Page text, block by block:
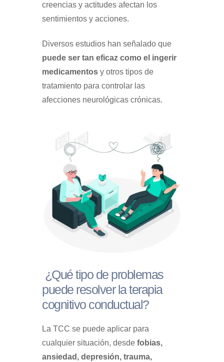
creencias y actitudes afectan los
sentimientos y acciones.
Diversos estudios han señalado que
puede ser tan eficaz como el ingerir
medicamentos y otros tipos de
tratamiento para controlar las
afecciones neurológicas crónicas.
¿Qué tipo de problemas
puede resolver la terapia
cognitivo conductual?
La TCC se puede aplicar para
cualquier situación, desde fobias,
ansiedad, depresión, trauma,